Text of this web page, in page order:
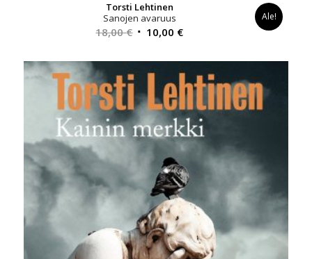
Torsti Lehtinen
Sanojen avaruus
18,00€ Alkuperäinen
oli:
18,00 €.
10,00 €Nykyinen
on:
10,00 €.
Ale!